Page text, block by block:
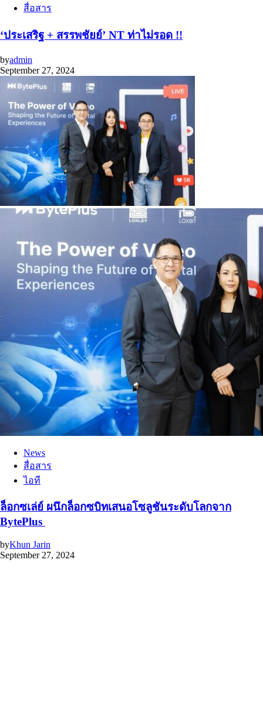
สื่อสาร
‘ประเสริฐ + สรรพชัยย์’ NT ท่าไม่รอด !!
byadmin
September 27, 2024
News
สื่อสาร
ไอที
ล็อกซเล่ย์ ผนึกล็อกซบิทเสนอโซลูชันระดับโลกจาก
BytePlus
byKhun Jarin
September 27, 2024